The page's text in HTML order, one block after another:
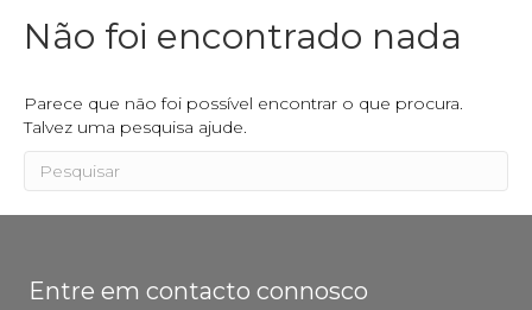
Não foi encontrado nada
Parece que não foi possível encontrar o que procura.
Talvez uma pesquisa ajude.
Entre em contacto connosco